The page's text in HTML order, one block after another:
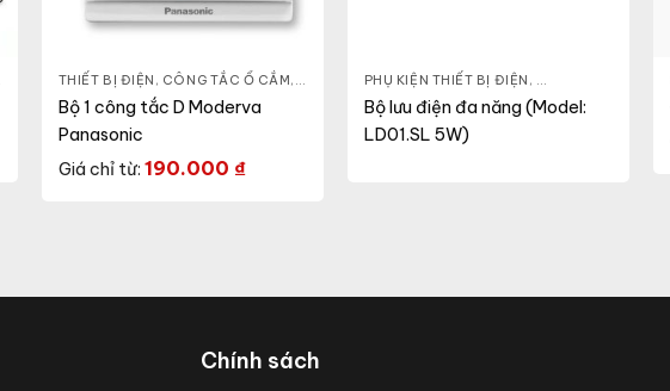
ĐÈN THÔNG MINH ,ĐÈN TRANG TRÍ, THIẾT BỊ CHIẾU SÁNG, THIẾT BỊ ĐIỆN
THIẾT BỊ ĐIỆN , CÔNG TẮC Ổ CẮM, DÒNG MODERVA
Bộ 1 công tắc D Moderva
Panasonic
Giá chỉ từ: 190.000 ₫
PHỤ KIỆN THIẾT BỊ ĐIỆN ,
Bộ lưu điện đa năng (Model:
LD01.SL 5W)
Chính sách